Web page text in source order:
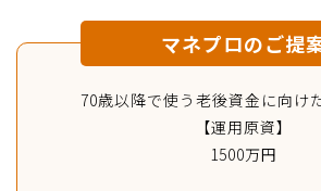
マネプロのご提
70歳以降で使う老後資金に向け
【運用原資】
1500万円